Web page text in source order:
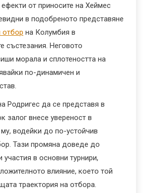
от приносите на Хеймес
в подобреното представяне
отбор на Колумбия в
състезания. Неговото
морала и сплотеността на
по-динамичен и
Родригес да се представя в
залог внесе увереност в
водейки до по-устойчив
Тази промяна доведе до
участия в основни турнири,
влияние, което той
траектория на отбора.